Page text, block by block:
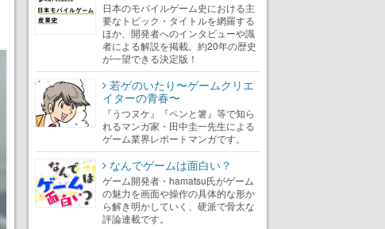
日本のモバイルゲーム史における主
要なトピック・タイトルを網羅する
ほか、開発者へのインタビューや識
者による解説を掲載。約20年の歴史
が一望できる決定版！
若ゲのいたり〜ゲームクリエ
イターの青春〜
『うつヌケ』『ペンと箸』等で知ら
れるマンガ家・田中圭一先生による
ゲーム業界レポートマンガです。
なんでゲームは面白い？
ゲーム開発者・hamatsu氏がゲーム
の魅力を画面や操作の具体的な形か
ら解き明かしていく、硬派で骨太な
評論連載です。